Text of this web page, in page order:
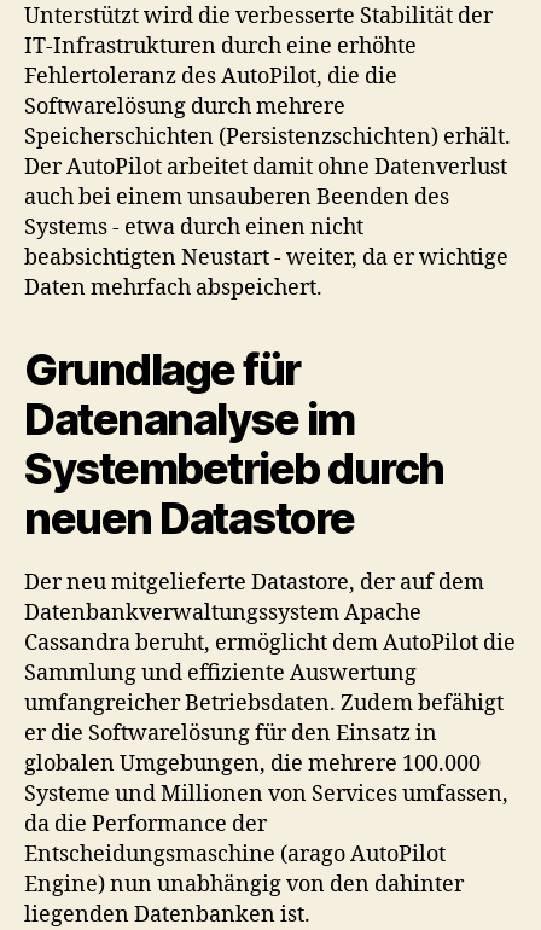
Unterstützt wird die verbesserte Stabilität der
IT-Infrastrukturen durch eine erhöhte
Fehlertoleranz des AutoPilot, die die
Softwarelösung durch mehrere
Speicherschichten (Persistenzschichten) erhält.
Der AutoPilot arbeitet damit ohne Datenverlust
auch bei einem unsauberen Beenden des
Systems - etwa durch einen nicht
beabsichtigten Neustart - weiter, da er wichtige
Daten mehrfach abspeichert.
Grundlage für
Datenanalyse im
Systembetrieb durch
neuen Datastore
Der neu mitgelieferte Datastore, der auf dem
Datenbankverwaltungssystem Apache
Cassandra beruht, ermöglicht dem AutoPilot die
Sammlung und effiziente Auswertung
umfangreicher Betriebsdaten. Zudem befähigt
er die Softwarelösung für den Einsatz in
globalen Umgebungen, die mehrere 100.000
Systeme und Millionen von Services umfassen,
da die Performance der
Entscheidungsmaschine (arago AutoPilot
Engine) nun unabhängig von den dahinter
liegenden Datenbanken ist.